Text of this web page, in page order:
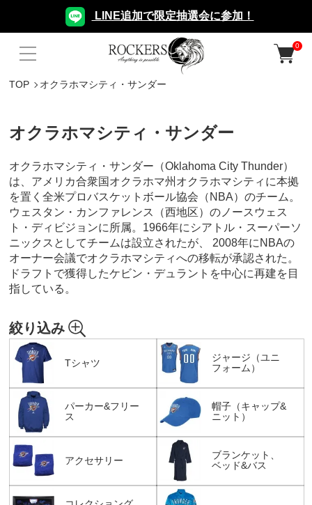
LINE追加で限定抽選会に参加！
0
TOP オクラホマシティ・サンダー
オクラホマシティ・サンダー
オクラホマシティ・サンダー（Oklahoma City Thunder）
は、アメリカ合衆国オクラホマ州オクラホマシティに本拠
を置く全米プロバスケットボール協会（NBA）のチーム。
ウェスタン・カンファレンス（西地区）のノースウェス
ト・ディビジョンに所属。1966年にシアトル・スーパーソ
ニックスとしてチームは設立されたが、 2008年にNBAの
オーナー会議でオクラホマシティへの移転が承認された。
ドラフトで獲得したケビン・デュラントを中心に再建を目
指している。
絞り込み
Tシャツ
ジャージ（ユニ
フォーム）
パーカー&フリー
ス
帽子（キャップ&
ニット）
アクセサリー
ブランケット、
ベッド&バス